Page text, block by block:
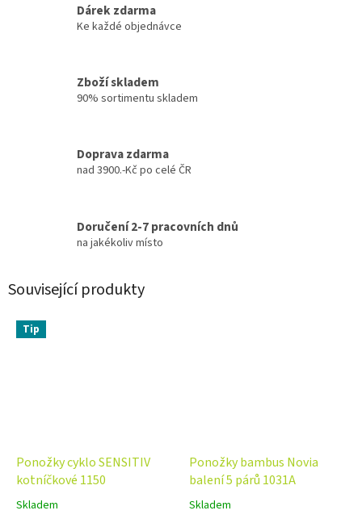
Dárek zdarma
Ke každé objednávce
Zboží skladem
90% sortimentu skladem
Doprava zdarma
nad 3900.-Kč po celé ČR
Doručení 2-7 pracovních dnů
na jakékoliv místo
Související produkty
Tip
Ponožky cyklo SENSITIV
kotníčkové 1150
Průměrné
Skladem
Ponožky bambus Novia
balení 5 párů 1031A
Průměrné
Skladem